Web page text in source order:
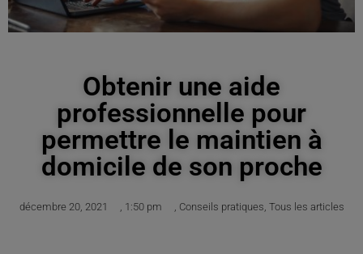
Obtenir une aide
professionnelle pour
permettre le maintien à
domicile de son proche
décembre 20, 2021 1:50 pm Conseils pratiques Tous les articles